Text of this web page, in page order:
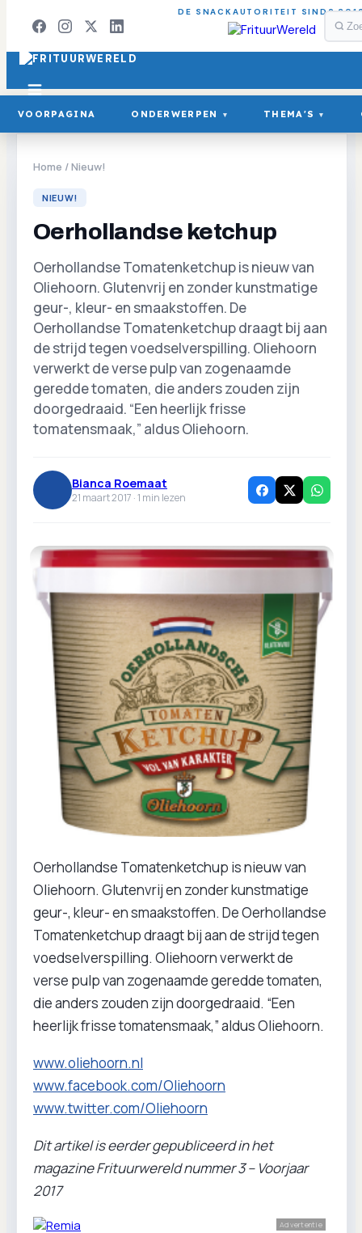
DE SNACKAUTORITEIT SINDS
VOORPAGINA ONDERWERPEN ▾ THEMA'S ▾
Home /Nieuw!
NIEUW!
Oerhollandse ketchup
Oerhollandse Tomatenketchup is nieuw van
Oliehoorn. Glutenvrij en zonder kunstmatige
geur-, kleur- en smaakstoffen. De
Oerhollandse Tomatenketchup draagt bij aan
de strijd tegen voedselverspilling. Oliehoorn
verwerkt de verse pulp van zogenaamde
geredde tomaten, die anders zouden zijn
doorgedraaid. “Een heerlijk frisse
tomatensmaak,” aldus Oliehoorn.
Bianca Roemaat
21 maart 2017 ·1 min lezen
Oerhollandse Tomatenketchup is nieuw van
Oliehoorn. Glutenvrij en zonder kunstmatige
geur-, kleur- en smaakstoffen. De Oerhollandse
Tomatenketchup draagt bij aan de strijd tegen
voedselverspilling. Oliehoorn verwerkt de
verse pulp van zogenaamde geredde tomaten,
die anders zouden zijn doorgedraaid. “Een
heerlijk frisse tomatensmaak,” aldus Oliehoorn.
www.oliehoorn.nl
www.facebook.com/Oliehoorn
www.twitter.com/Oliehoorn
Dit artikel is eerder gepubliceerd in het
magazine Frituurwereld nummer 3 – Voorjaar
2017
Advertentie